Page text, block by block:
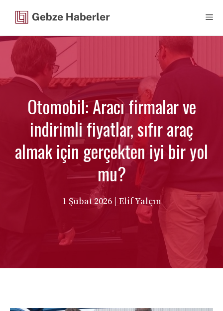
Otomobil: Aracı firmalar ve
indirimli fiyatlar, sıfır araç
almak için gerçekten iyi bir yol
mu?
1 Şubat 2026 | Elif Yalçın